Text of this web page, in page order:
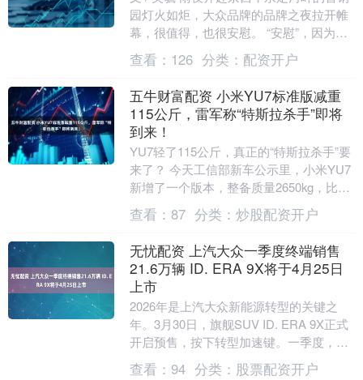
园灯火如炬，大众品牌的品牌之夜拉开帷
幕，很值得，也很安慰。 “安慰”，因为大
众汽车仍然坚守。 最近几年，汽车圈的品
牌之....
查看： 126 分类： 配资开户
五牛财富配资 小米YU7标准版减重
115公斤，雷军称“特斯拉杀手”即将
到来！
YU7轻了115公斤，真正的“特斯拉杀手”要
来了？ 今天工信部新车公示里，小米YU7
新增了一个版本，整备质量2650kg，比现
款96.3度电的版本轻了115kg....
查看： 87 分类： 炒股配资开户
无忧配资 上汽大众一季度终端销售
21.6万辆 ID. ERA 9X将于4月25日
上市
2026年是上汽大众新能源转型的关键之
年。3月30日，旗舰SUV ID. ERA 9X正式
开启预售，按下转型加速键。一季度，上
汽大众累计终端销量21.6万辆；3....
查看： 94 分类： 股票配资开户